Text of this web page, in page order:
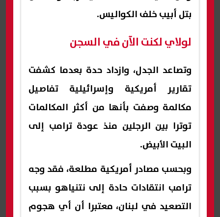
بتل أبيب خلف الكواليس.
لولاي لكنت الآن في السجن
وتصاعد الجدل، وازداد حدة بعدما كشفت
تقارير أمريكية وإسرائيلية تفاصيل
مكالمة وصفت بأنها من أكثر المكالمات
توترا بين الرجلين منذ عودة ترامب إلى
البيت الأبيض.
وبحسب مصادر أمريكية مطلعة، فقد وجه
ترامب انتقادات حادة إلى نتنياهو بسبب
التصعيد في لبنان، معتبرا أن أي هجوم